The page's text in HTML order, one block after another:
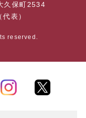
久保町2534
表）
reserved.